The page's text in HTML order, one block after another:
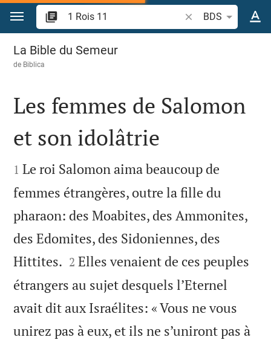
Aller vers contenu
Recherche d'un
BDS
1 Rois 11
La Bible du Semeur
de Biblica

Les femmes de Salomon
et son idolâtrie

1 Le roi Salomon aima beaucoup de
femmes étrangères, outre la fille du
pharaon: des Moabites, des Ammonites,
des Edomites, des Sidoniennes, des
Hittites. 

2 Elles venaient de ces peuples
étrangers au sujet desquels l’Eternel
avait dit aux Israélites: « Vous ne vous
unirez pas à eux, et ils ne s’uniront pas à